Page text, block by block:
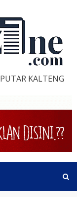
KALTENG